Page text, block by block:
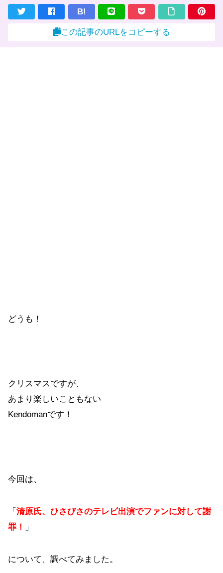
B!
この記事のURLをコピーする
どうも！
クリスマスですが、
あまり楽しいこともない
Kendomanです！
今回は、
「 清原氏、ひさびさのテレビ出演でファンに対して謝
罪！
」
について、調べてみました。